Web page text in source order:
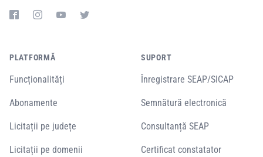
PLATFORMĂ
Funcționalități
Abonamente
Licitații pe județe
Licitații pe domenii
SUPORT
Înregistrare SEAP/SICAP
Semnătură electronică
Consultanță SEAP
Certificat constatator